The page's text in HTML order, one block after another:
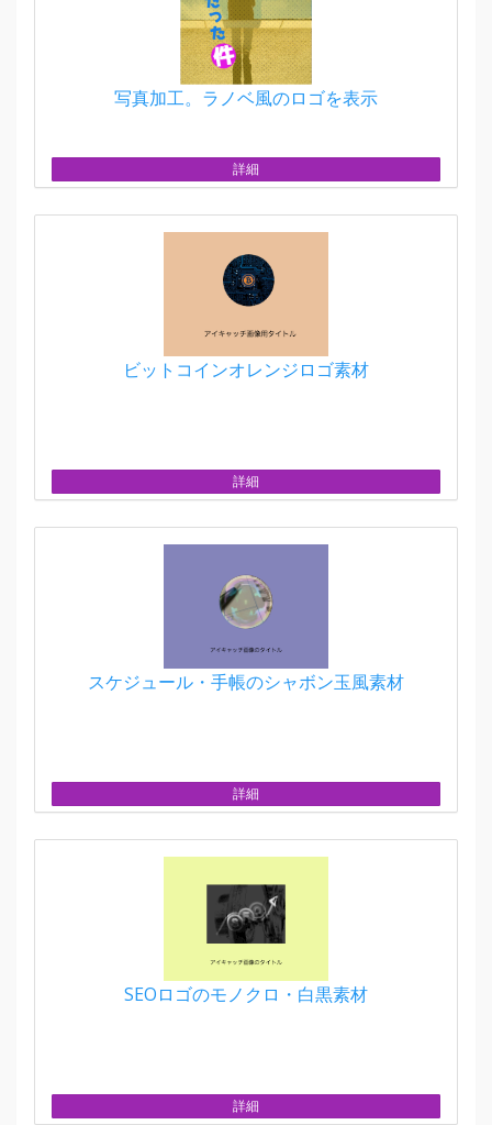
写真加工。ラノベ風のロゴを表示
詳細
ビットコインオレンジロゴ素材
詳細
スケジュール・手帳のシャボン玉風素材
詳細
SEOロゴのモノクロ・白黒素材
詳細